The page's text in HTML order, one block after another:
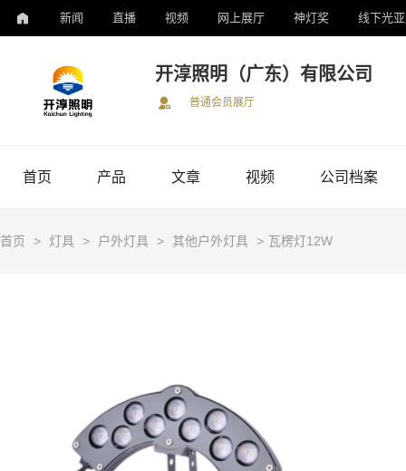
新闻 直播 视频 网上展厅 神灯奖 线下光
开淳照明（广东）有限公司
普通会员展厅
首页 产品 文章 视频 公司档案
首页 > 灯具 > 户外灯具 > 其他户外灯具 > 瓦楞灯12W